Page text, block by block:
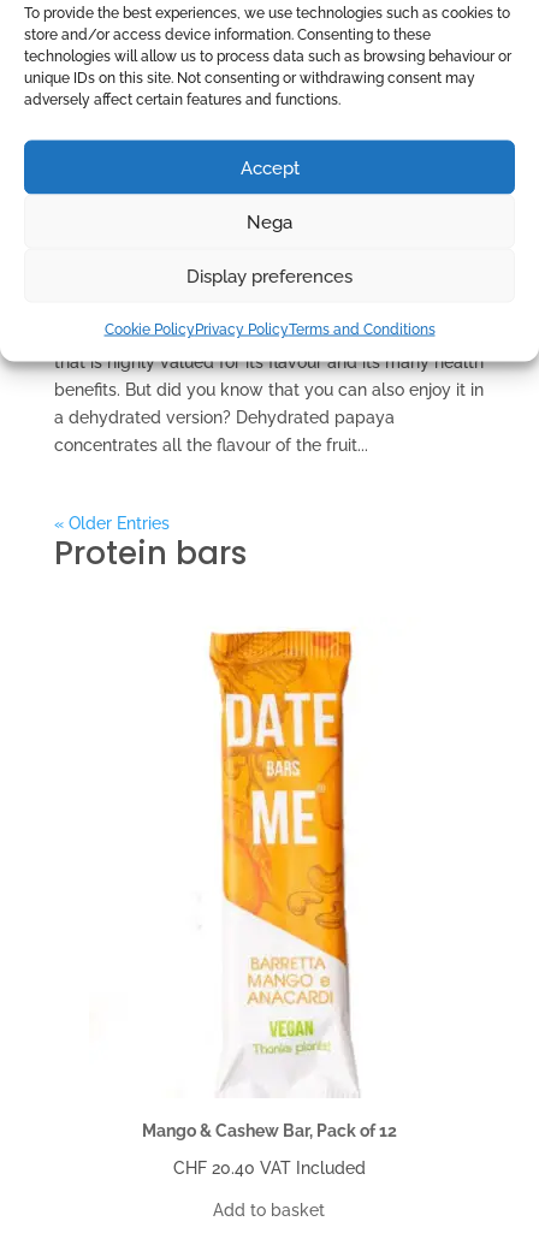
To provide the best experiences, we use technologies such as cookies to
store and/or access device information. Consenting to these
technologies will allow us to process data such as browsing behaviour or
unique IDs on this site. Not consenting or withdrawing consent may
adversely affect certain features and functions.
Accept
Nega
Display preferences
Cookie PolicyPrivacy PolicyTerms and Conditions
Dec 18, 2024|Recipes
Papaya, with its sweet, juicy flesh, is a tropical fruit
that is highly valued for its flavour and its many health
benefits. But did you know that you can also enjoy it in
a dehydrated version? Dehydrated papaya
concentrates all the flavour of the fruit...
« Older Entries
Protein bars
Mango & Cashew Bar, Pack of 12
CHF20.40 VAT Included
Add to basket